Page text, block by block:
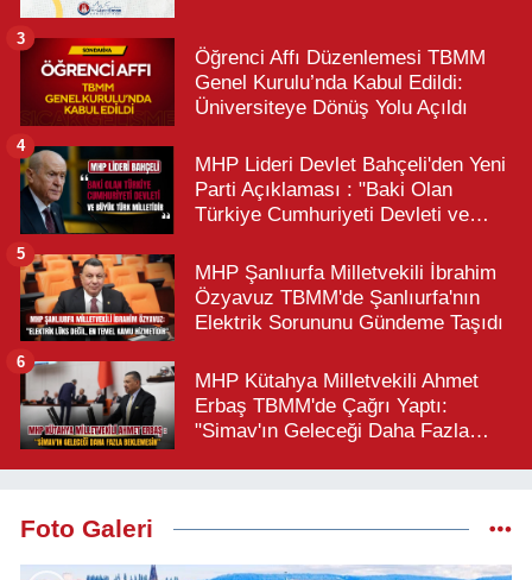
Öğrenci Affı Düzenlemesi TBMM
Genel Kurulu’nda Kabul Edildi:
Üniversiteye Dönüş Yolu Açıldı
3
MHP Lideri Devlet Bahçeli'den Yeni
Parti Açıklaması : "Baki Olan
Türkiye Cumhuriyeti Devleti ve
4
MHP Şanlıurfa Milletvekili İbrahim
Özyavuz TBMM'de Şanlıurfa'nın
Elektrik Sorununu Gündeme Taşıdı
5
MHP Kütahya Milletvekili Ahmet
Erbaş TBMM'de Çağrı Yaptı:
"Simav'ın Geleceği Daha Fazla
6
Foto Galeri